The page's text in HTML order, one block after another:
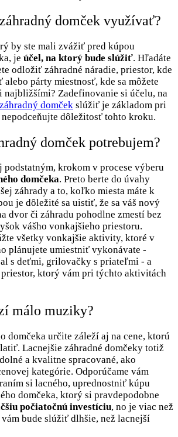
domček využívať?
by ste mali zvážiť pred kúpou
je účel, na ktorý bude slúžiť. Hľadáte
odložiť záhradné náradie, priestor, kde
alebo párty miestnosť, kde sa môžete
najbližšími? Zadefinovanie si účelu, na
záhradný domček slúžiť je základom pri
dôležitosť tohto kroku.
domček potrebujem?
podstatným, krokom v procese výberu
ého domčeka. Preto berte do úvahy
záhrady a to, koľko miesta máte k
je dôležité sa uistiť, že sa váš nový
dvor či záhradu pohodlne zmestí bez
vášho vonkajšieho priestoru.
všetky vonkajšie aktivity, ktoré v
plánujete umiestniť vykonávate -
s deťmi, grilovačky s priateľmi - a
ktorý vám pri týchto aktivitách
málo muziky?
domčeka určite záleží aj na cene, ktorú
Lacnejšie záhradné domčeky totiž
a kvalitne spracované, ako
kategórie. Odporúčame vám
si lacného, uprednostniť kúpu
domčeka, ktorý si pravdepodobne
počiatočnú investíciu, no je viac než
bude slúžiť dlhšie, než lacnejší